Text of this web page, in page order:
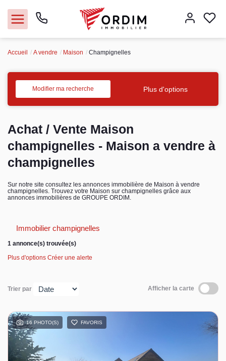
Acheter
Vendre
Immobilier pro
Faire gérer
Syndic
Espace client
Accueil A vendre Maison Champignelles
Modifier ma recherche Plus d'options
Achat / Vente Maison
champignelles - Maison a vendre à
champignelles
Sur notre site consultez les annonces immobilière de Maison à vendre
champignelles. Trouvez votre Maison sur champignelles grâce aux
annonces immobilières de GROUPE ORDIM.
Immobilier champignelles
1 annonce(s) trouvée(s)
Plus d'options Créer une alerte
Trier par Afficher la carte
16 PHOTO(S) FAVORIS